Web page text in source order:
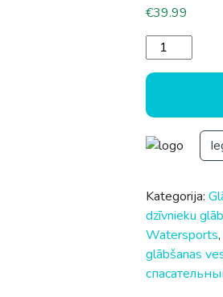
€39.99
Jobe Pet
Kategorija:
dzīvnieku
Watersports
glābšanas